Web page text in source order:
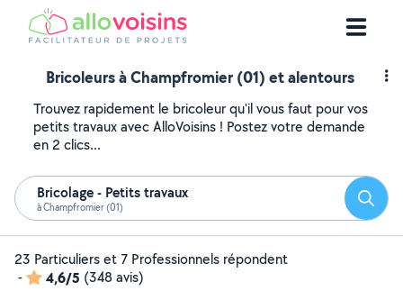
Bricoleurs à Champfromier (01) et alentours
Trouvez rapidement le bricoleur qu'il vous faut pour vos
petits travaux avec AlloVoisins ! Postez votre demande
en 2 clics...
Bricolage - Petits travaux
à Champfromier (01)
23 Particuliers et 7 Professionnels répondent
-
4,6/5 (348 avis)